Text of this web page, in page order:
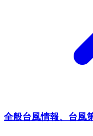
全般台風情報、台風